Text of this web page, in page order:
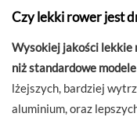
Czy lekki rower jest
Wysokiej jakości lekkie
niż standardowe
lżejszych, bardziej
aluminium, oraz